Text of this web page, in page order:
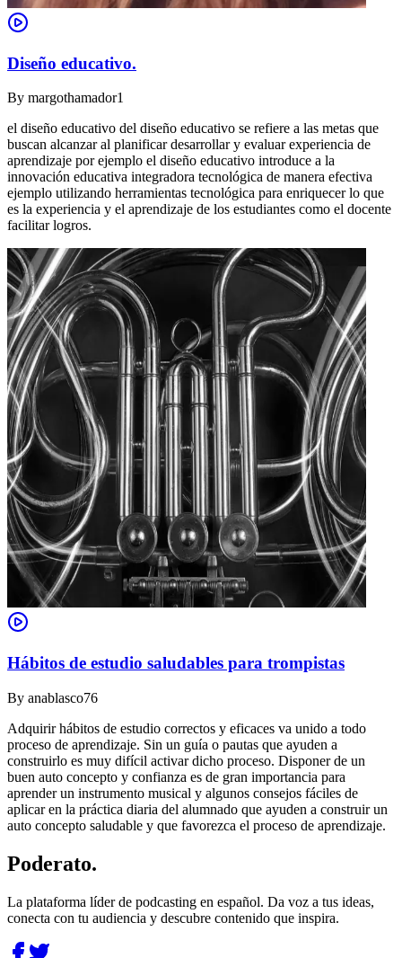
Diseño educativo.
By margothamador1
el diseño educativo del diseño educativo se refiere a las metas que
buscan alcanzar al planificar desarrollar y evaluar experiencia de
aprendizaje por ejemplo el diseño educativo introduce a la
innovación educativa integradora tecnológica de manera efectiva
ejemplo utilizando herramientas tecnológica para enriquecer lo que
es la experiencia y el aprendizaje de los estudiantes como el docente
facilitar logros.
Hábitos de estudio saludables para trompistas
By anablasco76
Adquirir hábitos de estudio correctos y eficaces va unido a todo
proceso de aprendizaje. Sin un guía o pautas que ayuden a
construirlo es muy difícil activar dicho proceso. Disponer de un
buen auto concepto y confianza es de gran importancia para
aprender un instrumento musical y algunos consejos fáciles de
aplicar en la práctica diaria del alumnado que ayuden a construir un
auto concepto saludable y que favorezca el proceso de aprendizaje.
Poderato.
La plataforma líder de podcasting en español. Da voz a tus ideas,
conecta con tu audiencia y descubre contenido que inspira.